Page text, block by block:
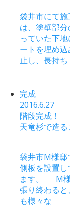
袋井市にて
は、塗壁部
っていた下
ートを埋め
止し、長持ち
完成
2016.6.27
階段完成！
天竜杉で造
袋井市M様
側板を設置
ます。 M様
張り終わる
も様々な